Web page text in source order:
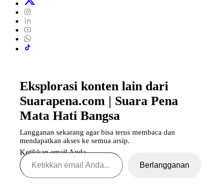
Eksplorasi konten lain dari
Suarapena.com | Suara Pena
Mata Hati Bangsa
Langganan sekarang agar bisa terus membaca dan
mendapatkan akses ke semua arsip.
Ketikkan email Anda...
Berlangganan